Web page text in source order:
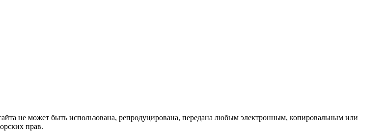
не может быть использована, репродуцирована, передана любым электронным, копировальным или
прав.